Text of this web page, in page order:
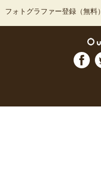
フォトグラファー登録（無料）